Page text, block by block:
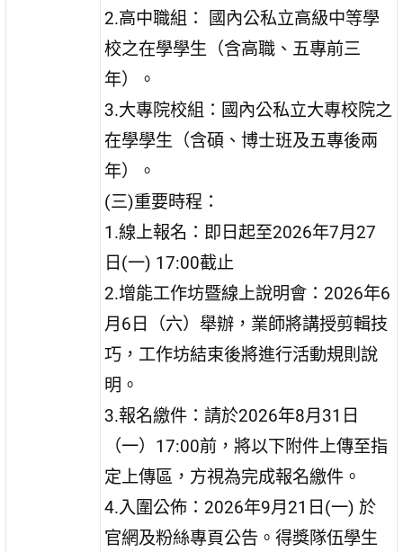
2.高中職組： 國內公私立高級中等學
校之在學學生（含高職、五專前三
年）。
3.大專院校組：國內公私立大專校院之
在學學生（含碩、博士班及五專後兩
年）。
(三)重要時程：
1.線上報名：即日起至2026年7月27
日(一) 17:00截止
2.增能工作坊暨線上說明會：2026年6
月6日（六）舉辦，業師將講授剪輯技
巧，工作坊結束後將進行活動規則說
明。
3.報名繳件：請於2026年8月31日
（一）17:00前，將以下附件上傳至指
定上傳區，方視為完成報名繳件。
4.入圍公佈：2026年9月21日(一) 於
官網及粉絲專頁公告。得獎隊伍學生